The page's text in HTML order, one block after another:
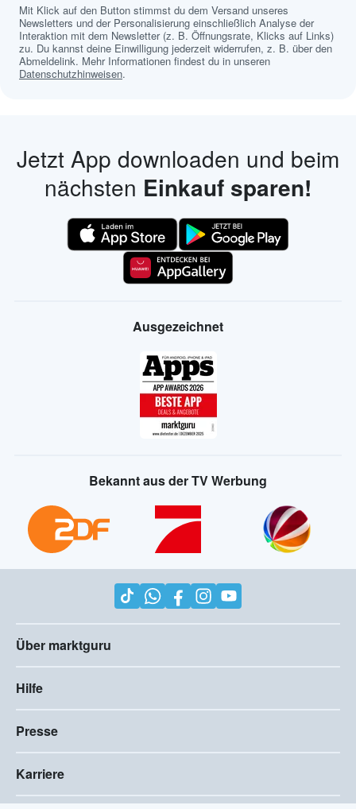
Mit Klick auf den Button stimmst du dem Versand unseres
Newsletters und der Personalisierung einschließlich Analyse der
Interaktion mit dem Newsletter (z. B. Öffnungsrate, Klicks auf Links)
zu. Du kannst deine Einwilligung jederzeit widerrufen, z. B. über den
Abmeldelink. Mehr Informationen findest du in unseren
Datenschutzhinweisen.
Jetzt App downloaden und beim
nächsten Einkauf sparen!
Ausgezeichnet
Bekannt aus der TV Werbung
Über marktguru
Hilfe
Presse
Karriere